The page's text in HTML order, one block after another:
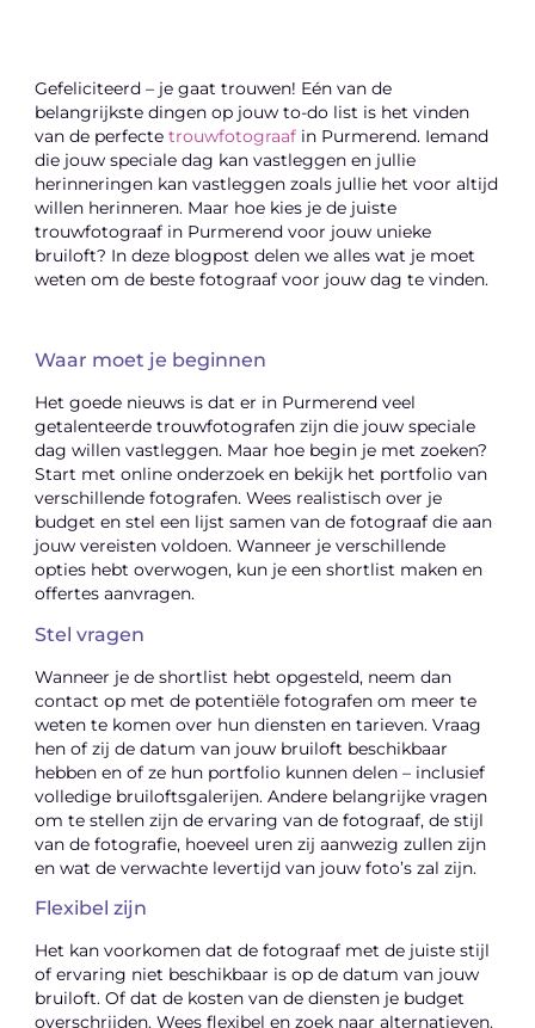
Gefeliciteerd – je gaat trouwen! Eén van de
belangrijkste dingen op jouw to-do list is het vinden
van de perfectetrouwfotograaf in Purmerend. Iemand
die jouw speciale dag kan vastleggen en jullie
herinneringen kan vastleggen zoals jullie het voor altijd
willen herinneren. Maar hoe kies je de juiste
trouwfotograaf in Purmerend voor jouw unieke
bruiloft? In deze blogpost delen we alles wat je moet
weten om de beste fotograaf voor jouw dag te vinden.
Waar moet je beginnen
Het goede nieuws is dat er in Purmerend veel
getalenteerde trouwfotografen zijn die jouw speciale
dag willen vastleggen. Maar hoe begin je met zoeken?
Start met online onderzoek en bekijk het portfolio van
verschillende fotografen. Wees realistisch over je
budget en stel een lijst samen van de fotograaf die aan
jouw vereisten voldoen. Wanneer je verschillende
opties hebt overwogen, kun je een shortlist maken en
offertes aanvragen.
Stel vragen
Wanneer je de shortlist hebt opgesteld, neem dan
contact op met de potentiële fotografen om meer te
weten te komen over hun diensten en tarieven. Vraag
hen of zij de datum van jouw bruiloft beschikbaar
hebben en of ze hun portfolio kunnen delen – inclusief
volledige bruiloftsgalerijen. Andere belangrijke vragen
om te stellen zijn de ervaring van de fotograaf, de stijl
van de fotografie, hoeveel uren zij aanwezig zullen zijn
en wat de verwachte levertijd van jouw foto’s zal zijn.
Flexibel zijn
Het kan voorkomen dat de fotograaf met de juiste stijl
of ervaring niet beschikbaar is op de datum van jouw
bruiloft. Of dat de kosten van de diensten je budget
overschrijden. Wees flexibel en zoek naar alternatieven.